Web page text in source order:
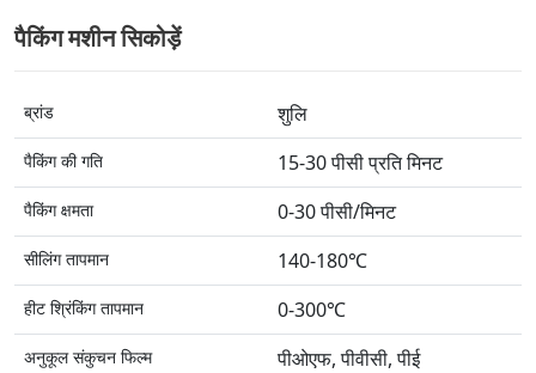
पैकिंग मशीन सिकोड़ें
ब्रांड शुलि
पैकिंग की गति 15-30 पीसी प्रति मिनट
पैकिंग क्षमता 0-30 पीसी/मिनट
सीलिंग तापमान 140-180℃
हीट श्रिंकिंग तापमान 0-300℃
अनुकूल संकुचन फिल्म पीओएफ, पीवीसी, पीई